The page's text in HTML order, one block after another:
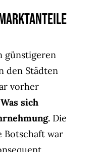
Marktanteile
günstigeren
den Städten
vorher
Was sich
Die
Botschaft war